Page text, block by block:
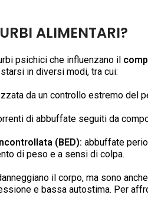
ALIMENTARI?
psichici che influenzano il
in diversi modi, tra cui:
da un controllo estremo del
di abbuffate seguiti da
(BED): abbuffate
di peso e a sensi di colpa.
il corpo, ma sono
e bassa autostima. Per